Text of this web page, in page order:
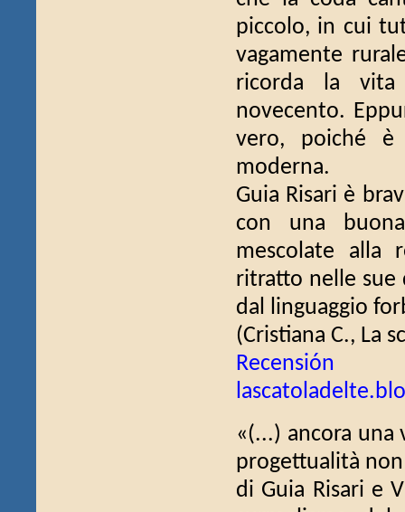
piccolo, in cui
vagamente
ricorda la vita
novecento.
vero, poiché è
moderna.
Guia Risari è
con una
mescolate alla
ritratto nelle sue
dal linguaggio
(Cristiana C., La
Recensión
«(...) ancora una
progettualità
di Guia Risari e